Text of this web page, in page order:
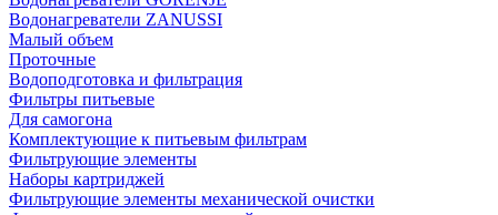
Водонагреватели ZANUSSI
Малый объем
Проточные
Водоподготовка и фильтрация
Фильтры питьевые
Для самогона
Комплектующие к питьевым фильтрам
Фильтрующие элементы
Наборы картриджей
Фильтрующие элементы механической очистки